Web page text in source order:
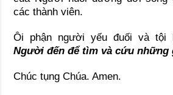
các thành viên.
Ôi phận người yếu đuối và tội
Người đến để tìm và cứu những
Chúc tụng Chúa. Amen.